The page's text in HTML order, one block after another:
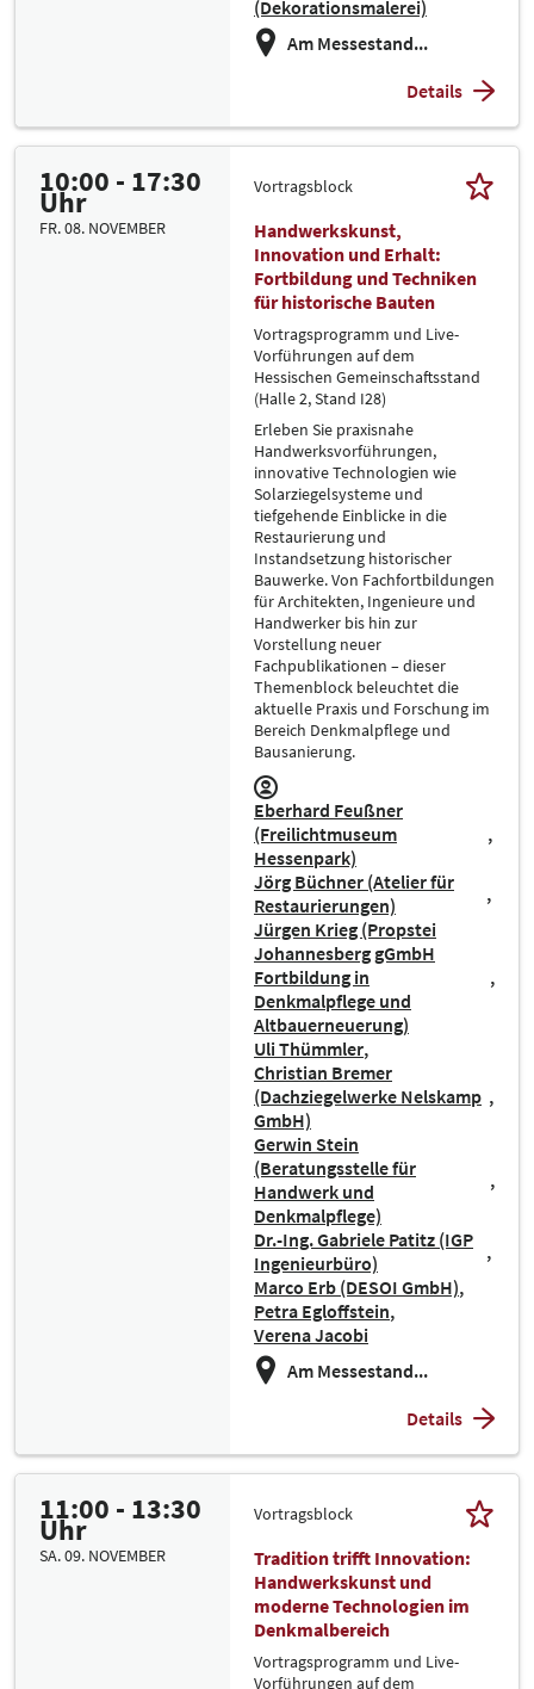
(Dekorationsmalerei)
Am Messestand...
Details
10:00 - 17:30
Uhr
FR. 08. NOVEMBER
Vortragsblock
Handwerkskunst,
Innovation und Erhalt:
Fortbildung und Techniken
für historische Bauten
Vortragsprogramm und Live-
Vorführungen auf dem
Hessischen Gemeinschaftsstand
(Halle 2, Stand I28)
Erleben Sie praxisnahe
Handwerksvorführungen,
innovative Technologien wie
Solarziegelsysteme und
tiefgehende Einblicke in die
Restaurierung und
Instandsetzung historischer
Bauwerke. Von Fachfortbildungen
für Architekten, Ingenieure und
Handwerker bis hin zur
Vorstellung neuer
Fachpublikationen – dieser
Themenblock beleuchtet die
aktuelle Praxis und Forschung im
Bereich Denkmalpflege und
Bausanierung.
Eberhard Feußner
(Freilichtmuseum
Hessenpark)
Jörg Büchner (Atelier für
Restaurierungen)
Jürgen Krieg (Propstei
Johannesberg gGmbH
Fortbildung in
Denkmalpflege und
Altbauerneuerung)
Uli Thümmler
Christian Bremer
(Dachziegelwerke Nelskamp
GmbH)
Gerwin Stein
(Beratungsstelle für
Handwerk und
Denkmalpflege)
Dr.-Ing. Gabriele Patitz (IGP
Ingenieurbüro)
Marco Erb (DESOI GmbH)
Petra Egloffstein
Verena Jacobi
Am Messestand...
Details
11:00 - 13:30
Uhr
SA. 09. NOVEMBER
Vortragsblock
Tradition trifft Innovation:
Handwerkskunst und
moderne Technologien im
Denkmalbereich
Vortragsprogramm und Live-
Vorführungen auf dem